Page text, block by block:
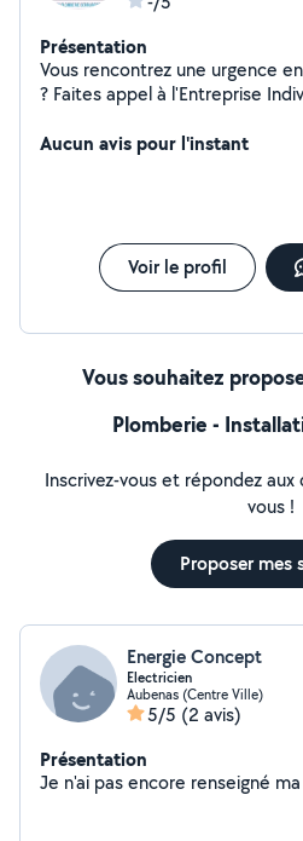
Présentation
Vous rencontrez une urgence
? Faites appel à l'Entreprise Individuelle Prestations
d'expérience dans la région. Nous intervenons
résoudre vos problèmes de
dans des délais courts, sans
ou une journée maximum par
d'intervention, vous pouvez
sur notre site internet SOS
dépanner rapidement et
Aucun avis pour l'instant
Voir le profil
Vous souhaitez
Plomberie -
Inscrivez-vous et répondez
vous !
Proposer mes
Energie Concept
Electricien
Aubenas (Centre Ville)
5/5 (2 avis)
Présentation